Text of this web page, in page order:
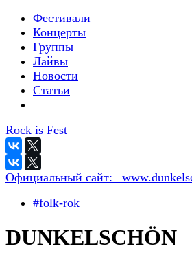
Фестивали
Концерты
Группы
Лайвы
Новости
Статьи
Rock is Fest
Официальный сайт:
#folk-rok
DUNKELSCHÖN